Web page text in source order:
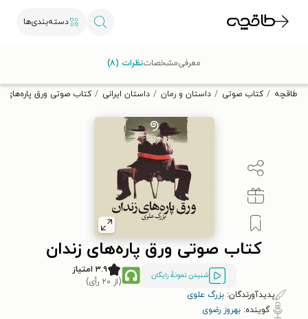
دسته‌بندی‌ها
تخفیف از طاقچه دریافت کن.
طاقچه کتاب صوتی داستان و رمان داستان ایرانی کتاب صوتی ورق پاره‌های
کتاب صوتی ورق پاره‌های زندان
شنیدن نمونۀ رایگان
۳.۹ امتیاز
(از ۲۰ رأی)
پدیدآورندگان: بزرگ علوی
گوینده: بهروز رضوی
معرفیمشخصاتنظرات (۸)